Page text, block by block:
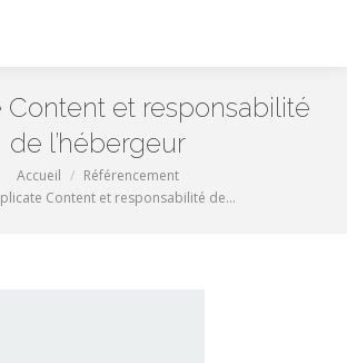
Content et responsabilité
de l’hébergeur
Accueil
Référencement
Content et responsabilité de…